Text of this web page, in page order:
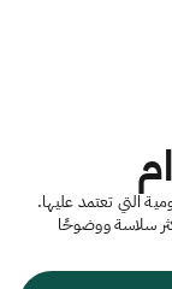
التي تعتمد عليها.
سلاسة ووضوحًا